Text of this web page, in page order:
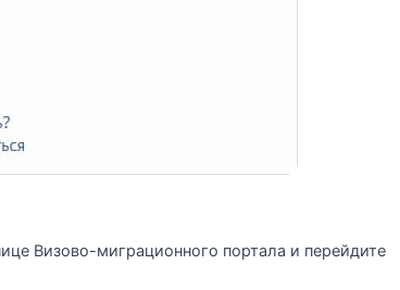
Визово-миграционного портала и перейдите